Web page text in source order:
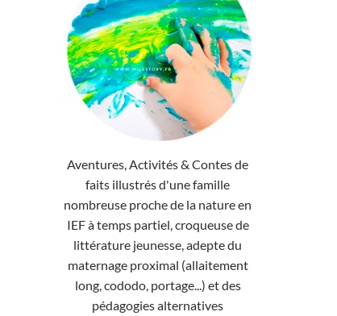
Aventures, Activités & Contes de
faits illustrés d'une famille
nombreuse proche de la nature en
IEF à temps partiel, croqueuse de
littérature jeunesse, adepte du
maternage proximal (allaitement
long, cododo, portage...) et des
pédagogies alternatives